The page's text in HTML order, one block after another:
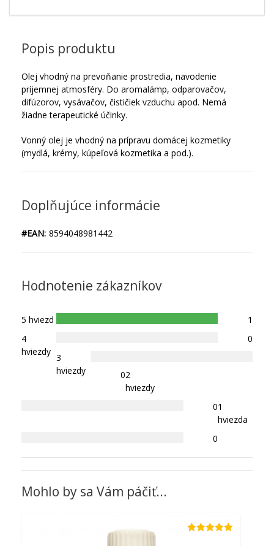
Popis produktu
Olej vhodný na prevoňanie prostredia, navodenie
príjemnej atmosféry. Do aromalámp, odparovačov,
difúzorov, vysávačov, čističiek vzduchu apod. Nemá
žiadne terapeutické účinky.
Vonný olej je vhodný na prípravu domácej kozmetiky
(mydlá, krémy, kúpeľová kozmetika a pod.).
Doplňujúce informácie
#EAN: 8594048981442
Hodnotenie zákazníkov
5 hviezd
1
4
hviezdy
0
3
hviezdy
02
hviezdy
01
hviezda
0
Mohlo by sa Vám páčiť...